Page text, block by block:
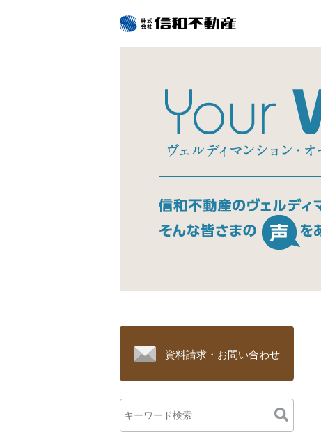
資料請求・お問い合わせ